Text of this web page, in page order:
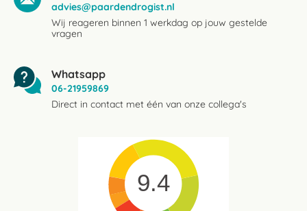
advies@paardendrogist.nl
Wij reageren binnen 1 werkdag op jouw gestelde
vragen
Whatsapp
06-21959869
Direct in contact met één van onze collega's
9.4